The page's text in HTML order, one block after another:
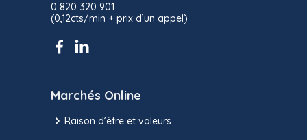
0 820 320 901
(0,12cts/min + prix d’un appel)
Marchés Online
Raison d’être et valeurs